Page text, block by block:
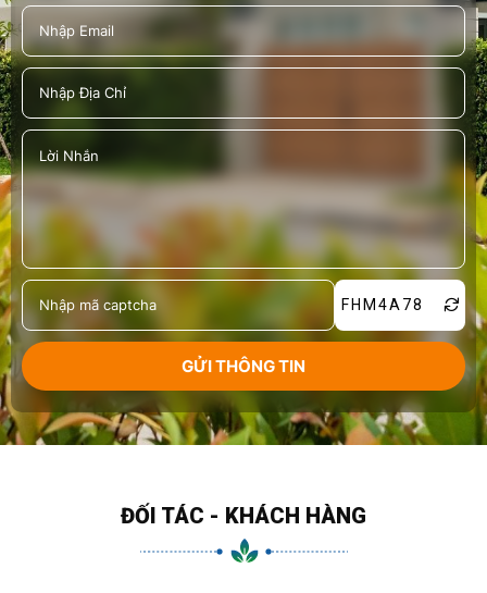
FHM4A78
ĐỐI TÁC - KHÁCH HÀNG